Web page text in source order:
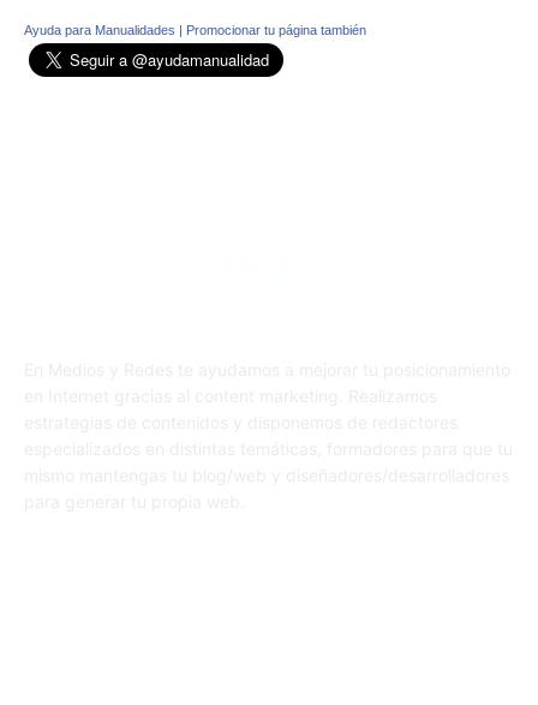
Ayuda para Manualidades | Promocionar tu página también